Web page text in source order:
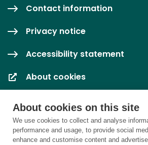
About cookies on this site
We use cookies to collect and analyse
performance and usage, to provide social
enhance and customise content and
Contact information
Privacy notice
Accessibility statement
About cookies